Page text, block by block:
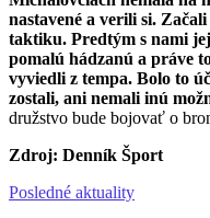
nastavené a verili si.
taktiku. Predtým s nami
pomalú hádzanú a práve
vyviedli z tempa. Bolo to
zostali, ani nemali inú
družstvo bude bojovať o
Zdroj: Denník Šport
Posledné aktuality